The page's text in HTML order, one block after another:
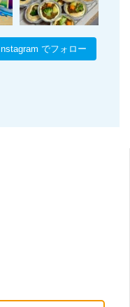
Instagram でフォロー